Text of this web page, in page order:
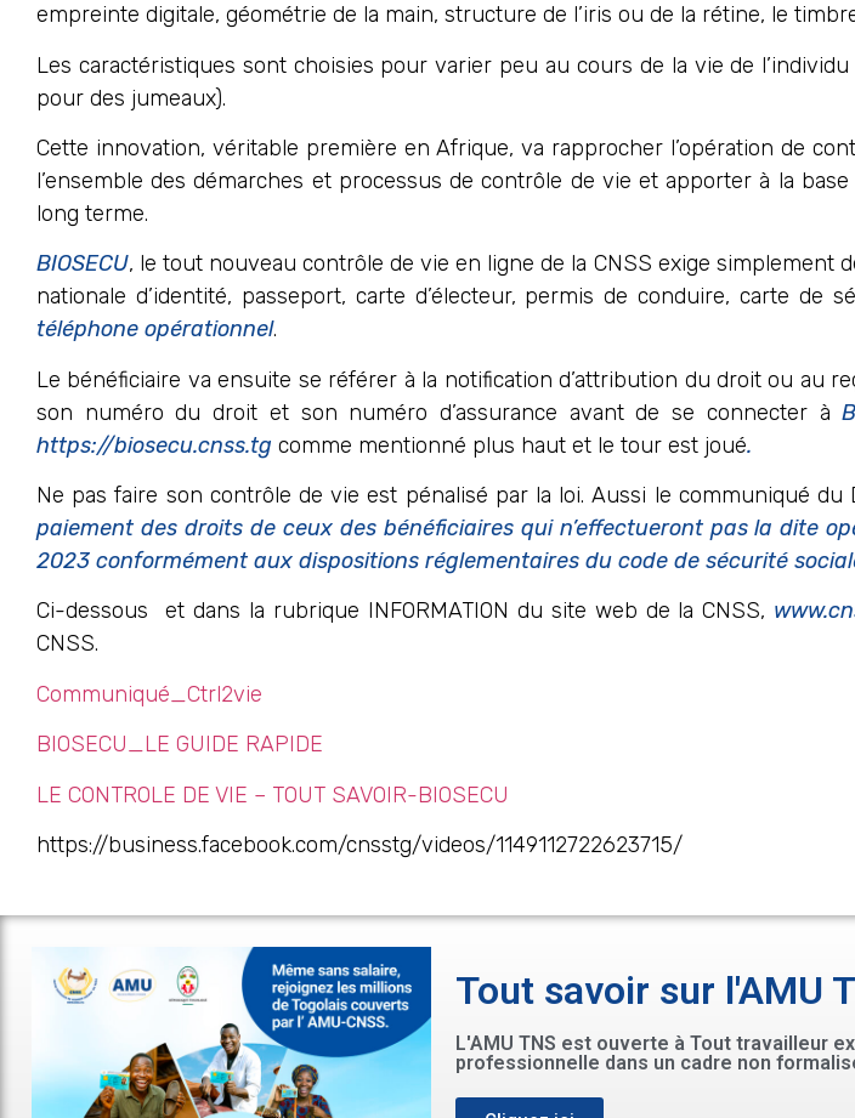
empreinte digitale, géométrie de la main, structure de l’iris ou de la rétine, le
Les caractéristiques sont choisies pour varier peu au cours de la vie de
pour des jumeaux).
Cette innovation, véritable première en Afrique, va rapprocher l’opération de
l’ensemble des démarches et processus de contrôle de vie et apporter à la
long terme.
BIOSECU, le tout nouveau contrôle de vie en ligne de la CNSS exige simplement
nationale d’identité, passeport, carte d’électeur, permis de conduire, carte de
téléphone opérationnel.
Le bénéficiaire va ensuite se référer à la notification d’attribution du droit ou au
son numéro du droit et son numéro d’assurance avant de se connecter à
https://biosecu.cnss.tg comme mentionné plus haut et le tour est joué.
Ne pas faire son contrôle de vie est pénalisé par la loi. Aussi le communiqué
paiement des droits de ceux des bénéficiaires qui n’effectueront pas la dite
2023 conformément aux dispositions réglementaires du code de sécurité
Ci-dessous et dans la rubrique INFORMATION du site web de la CNSS,
CNSS.
Communiqué_Ctrl2vie
BIOSECU_LE GUIDE RAPIDE
LE CONTROLE DE VIE – TOUT SAVOIR-BIOSECU
https://business.facebook.com/cnsstg/videos/1149112722623715/
Tout savoir sur l'AMU
L'AMU TNS est ouverte à Tout travailleur
professionnelle dans un cadre non